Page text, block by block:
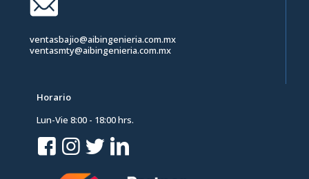
ventasbajio@aibingenieria.com.mx
ventasmty@aibingenieria.com.mx
Horario
Lun-Vie 8:00 - 18:00 hrs.